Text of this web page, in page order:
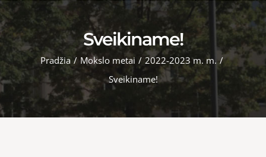
Sveikiname!
Pradžia / Mokslo metai / 2022-2023 m. m. /
Sveikiname!